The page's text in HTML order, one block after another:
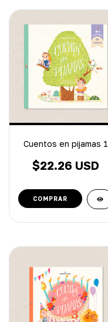
Cuentos en pijamas 1
$22.26 USD